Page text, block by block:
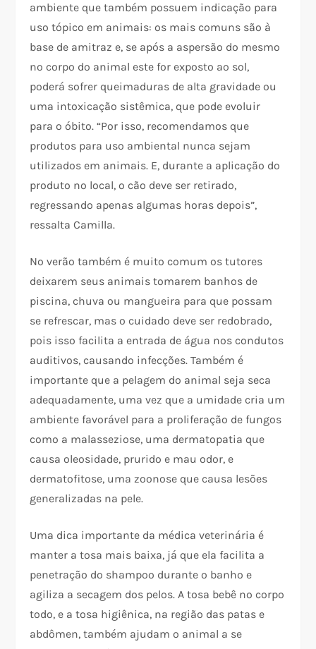
ambiente que também possuem indicação para
uso tópico em animais: os mais comuns são à
base de amitraz e, se após a aspersão do mesmo
no corpo do animal este for exposto ao sol,
poderá sofrer queimaduras de alta gravidade ou
uma intoxicação sistêmica, que pode evoluir
para o óbito. “Por isso, recomendamos que
produtos para uso ambiental nunca sejam
utilizados em animais. E, durante a aplicação do
produto no local, o cão deve ser retirado,
regressando apenas algumas horas depois”,
ressalta Camilla.
No verão também é muito comum os tutores
deixarem seus animais tomarem banhos de
piscina, chuva ou mangueira para que possam
se refrescar, mas o cuidado deve ser redobrado,
pois isso facilita a entrada de água nos condutos
auditivos, causando infecções. Também é
importante que a pelagem do animal seja seca
adequadamente, uma vez que a umidade cria um
ambiente favorável para a proliferação de fungos
como a malasseziose, uma dermatopatia que
causa oleosidade, prurido e mau odor, e
dermatofitose, uma zoonose que causa lesões
generalizadas na pele.
Uma dica importante da médica veterinária é
manter a tosa mais baixa, já que ela facilita a
penetração do shampoo durante o banho e
agiliza a secagem dos pelos. A tosa bebê no corpo
todo, e a tosa higiênica, na região das patas e
abdômen, também ajudam o animal a se